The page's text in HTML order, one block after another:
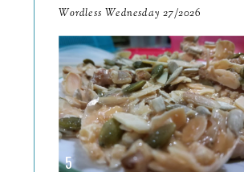
Makan Sedap di Ipoh Perak
...
Majlis Bacaan Yassin dan
Pelancaran Tabung
Bersama...
Resensi Buku What Are You
Wordless Wednesday 27/2026